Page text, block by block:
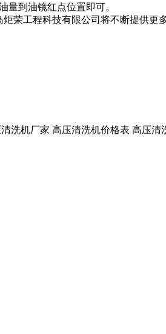
量到油镜红点位置即可。
炬荣工程科技有限公司将不断提供更
洗机厂家 高压清洗机价格表 高压